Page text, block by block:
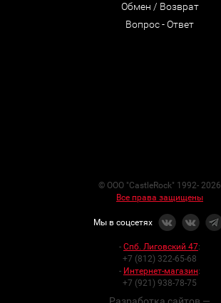
Обмен / Возврат
Вопрос - Ответ
© ООО "CastleRock" 1992- 2026
Все права защищены
Мы в соцсетях
- Спб. Лиговский 47:
+7 (812) 322-65-68
- Интернет-магазин:
+7 (921) 938-78-75